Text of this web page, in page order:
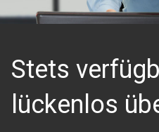
Stets
lückenlos